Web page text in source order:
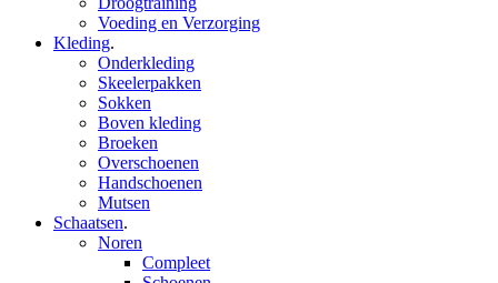
Voeding en Verzorging
Kleding.
Onderkleding
Skeelerpakken
Sokken
Boven kleding
Broeken
Overschoenen
Handschoenen
Mutsen
Schaatsen.
Noren
Compleet